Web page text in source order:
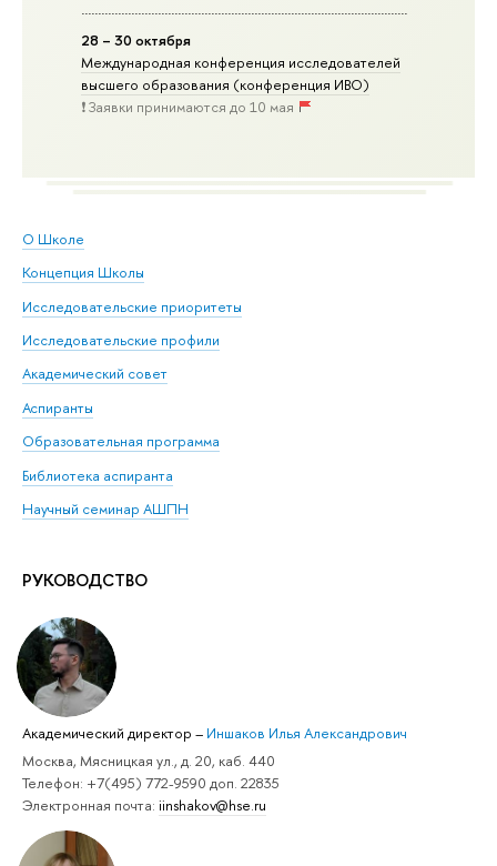
28 – 30 октября
Международная конференция исследователей
высшего образования (конференция ИВО)
❗️ Заявки принимаются до 10 мая
О Школе
Концепция Школы
Исследовательские приоритеты
Исследовательские профили
Академический совет
Аспиранты
Образовательная программа
Библиотека аспиранта
Научный семинар АШПН
РУКОВОДСТВО
Академический директор – Иншаков Илья Александрович
Москва, Мясницкая ул., д. 20, каб. 440
Телефон: +7(495) 772-9590 доп. 22835
Электронная почта: iinshakov@hse.ru